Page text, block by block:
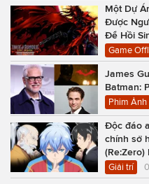
Một Dự
Được
Để Hồi
Game
James
Batman:
Phim Ảnh
Độc đáo
chính sở
năm 2027
Giải trí